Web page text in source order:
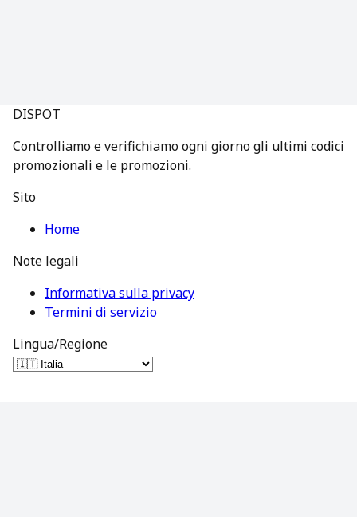
DISPOT
Controlliamo e verifichiamo ogni giorno gli ultimi codici
promozionali e le promozioni.
Sito
Home
Note legali
Informativa sulla privacy
Termini di servizio
Lingua/Regione